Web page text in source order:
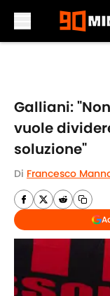
Galliani:
vuole
soluzione"
Di Francesco